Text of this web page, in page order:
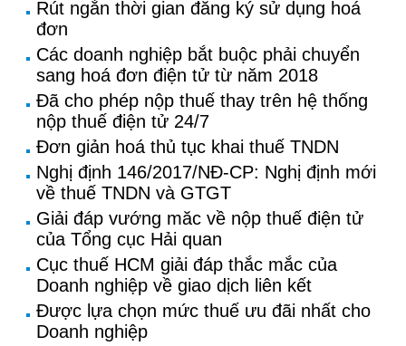
Rút ngắn thời gian đăng ký sử dụng hoá
đơn
Các doanh nghiệp bắt buộc phải chuyển
sang hoá đơn điện tử từ năm 2018
Đã cho phép nộp thuế thay trên hệ thống
nộp thuế điện tử 24/7
Đơn giản hoá thủ tục khai thuế TNDN
Nghị định 146/2017/NĐ-CP: Nghị định mới
về thuế TNDN và GTGT
Giải đáp vướng măc về nộp thuế điện tử
của Tổng cục Hải quan
Cục thuế HCM giải đáp thắc mắc của
Doanh nghiệp về giao dịch liên kết
Được lựa chọn mức thuế ưu đãi nhất cho
Doanh nghiệp